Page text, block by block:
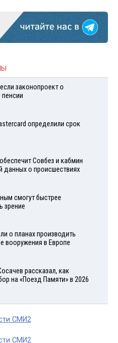
законопроект о
определили срок
Совбез и кабмин
данных о происшествиях
смогут быстрее
зрение
о планах производить
вооружения в Европе
рассказал, как
на «Поезд Памяти» в 2026
СМИ2
СМИ2